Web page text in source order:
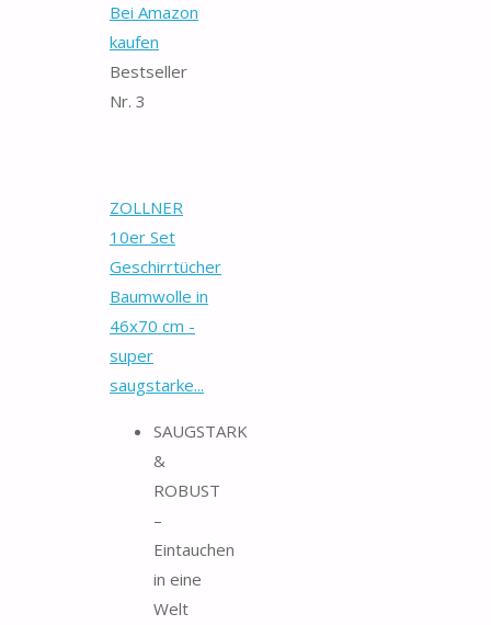
Bei Amazon
kaufen
Bestseller
Nr. 3
ZOLLNER
10er Set
Geschirrtücher
Baumwolle in
46x70 cm -
super
saugstarke...
SAUGSTARK
&
ROBUST
–
Eintauchen
in eine
Welt